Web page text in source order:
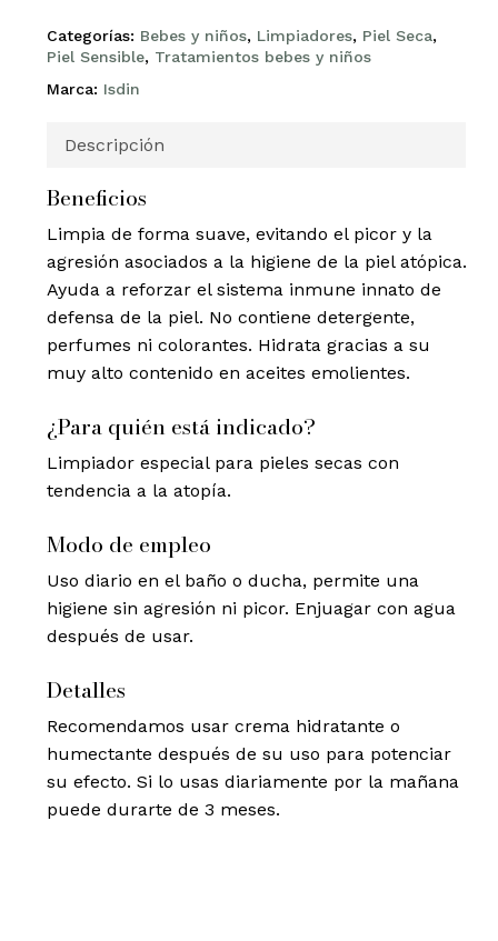
Categorías: Bebes y niños, Limpiadores, Piel Seca,
Piel Sensible, Tratamientos bebes y niños
Marca: Isdin
Descripción
Beneficios
Limpia de forma suave, evitando el picor y la
agresión asociados a la higiene de la piel atópica.
Ayuda a reforzar el sistema inmune innato de
defensa de la piel. No contiene detergente,
perfumes ni colorantes. Hidrata gracias a su
muy alto contenido en aceites emolientes.
¿Para quién está indicado?
Limpiador especial para pieles secas con
tendencia a la atopía.
Modo de empleo
Uso diario en el baño o ducha, permite una
higiene sin agresión ni picor. Enjuagar con agua
después de usar.
Detalles
Recomendamos usar crema hidratante o
humectante después de su uso para potenciar
su efecto. Si lo usas diariamente por la mañana
puede durarte de 3 meses.